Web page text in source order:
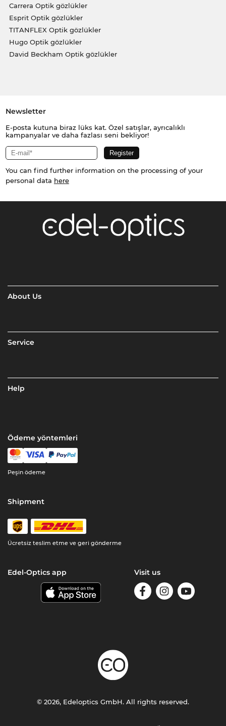
Carrera Optik gözlükler
Esprit Optik gözlükler
TITANFLEX Optik gözlükler
Hugo Optik gözlükler
David Beckham Optik gözlükler
Newsletter
E-posta kutuna biraz lüks kat. Özel satışlar, ayrıcalıklı
kampanyalar ve daha fazlası seni bekliyor!
You can find further information on the processing of your
personal data here
About Us
Service
Help
Ödeme yöntemleri
Peşin ödeme
Shipment
Ücretsiz teslim etme ve geri gönderme
Edel-Optics app Visit us
© 2026, Edeloptics GmbH. All rights reserved.